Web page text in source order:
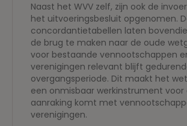
Naast het WVV zelf, zijn ook de
het uitvoeringsbesluit opgenomen.
concordantietabellen laten
de brug te maken naar de oude
voor bestaande vennootschappen
verenigingen relevant blijft
overgangsperiode. Dit maakt het
een onmisbaar werkinstrument voor
aanraking komt met
verenigingen.